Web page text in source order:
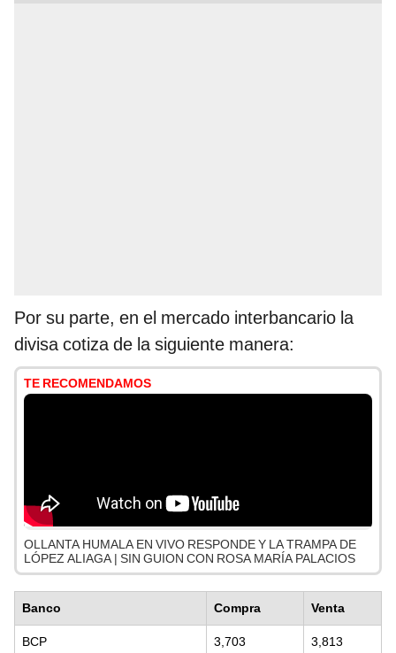
Por su parte, en el mercado interbancario la
divisa cotiza de la siguiente manera:
TE RECOMENDAMOS
OLLANTA HUMALA EN VIVO RESPONDE Y LA TRAMPA DE
LÓPEZ ALIAGA | SIN GUION CON ROSA MARÍA PALACIOS
Banco Compra Venta
BCP 3,703 3,813